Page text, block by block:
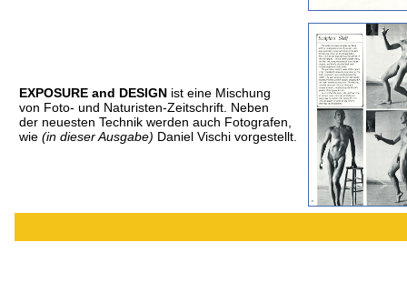
EXPOSURE and DESIGN ist eine Mischung
von Foto- und Naturisten-Zeitschrift. Neben
der neuesten Technik werden auch Fotografen,
wie (in dieser Ausgabe) Daniel Vischi vorgestellt.